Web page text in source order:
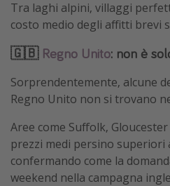
Tra laghi alpini, villaggi
costo medio degli affitti brevi
🇬🇧 Regno Unito: non è
Sorprendentemente, alcune
Regno Unito non si trovano
Aree come Suffolk,
prezzi medi persino superiori
confermando come la
weekend nella campagna